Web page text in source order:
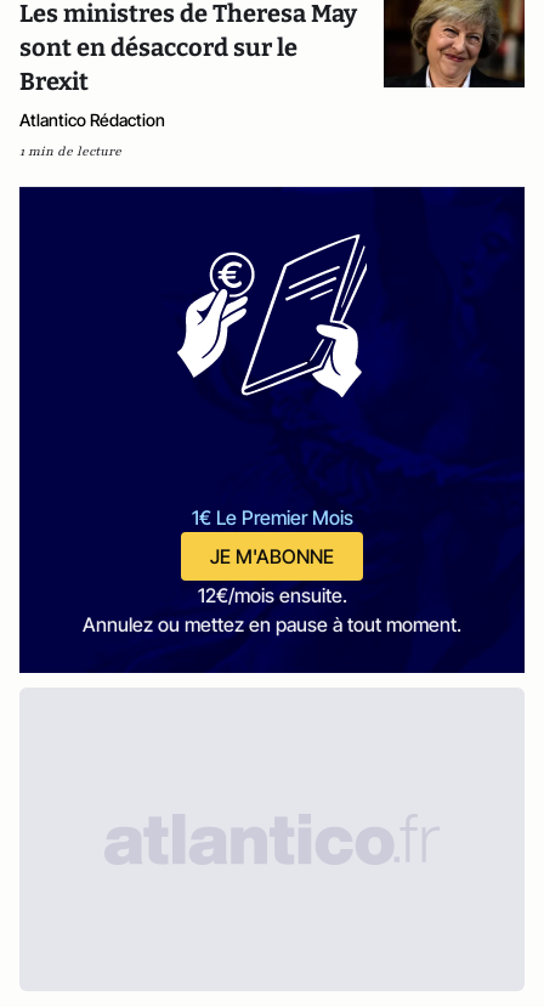
Les ministres de Theresa May
sont en désaccord sur le
Brexit
Atlantico Rédaction
1 min de lecture
1€ Le Premier Mois
JE M'ABONNE
12€/mois ensuite.
Annulez ou mettez en pause à tout moment.